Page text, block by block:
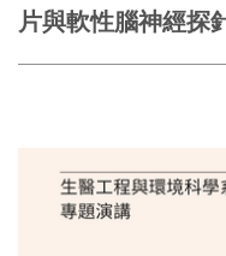
片與軟性腦神經探